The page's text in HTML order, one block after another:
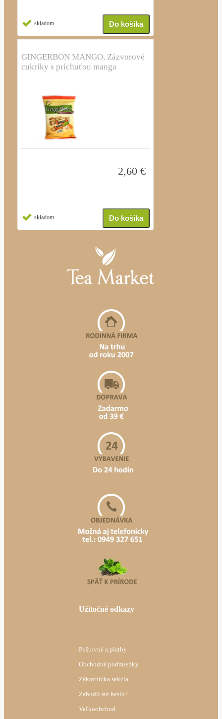
skladom
GINGERBON MANGO, Zázvorové
cukríky s príchuťou manga
2,60 €
skladom
Užitočné odkazy
Poštovné a platby
Obchodné podmienky
Zákaznícka sekcia
Zabudli ste heslo?
Veľkoobchod